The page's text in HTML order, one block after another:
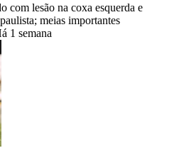
com lesão na coxa esquerda e
meias importantes
1 semana